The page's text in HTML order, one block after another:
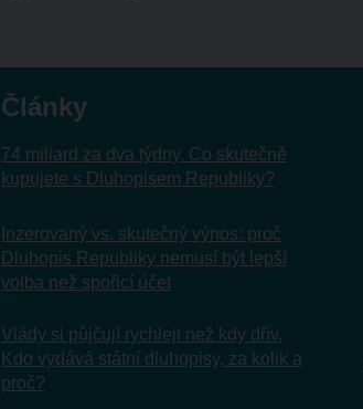
Články
74 miliard za dva týdny. Co skutečně
kupujete s Dluhopisem Republiky?
Inzerovaný vs. skutečný výnos: proč
Dluhopis Republiky nemusí být lepší
volba než spořicí účet
Vlády si půjčují rychleji než kdy dřív.
Kdo vydává státní dluhopisy, za kolik a
proč?